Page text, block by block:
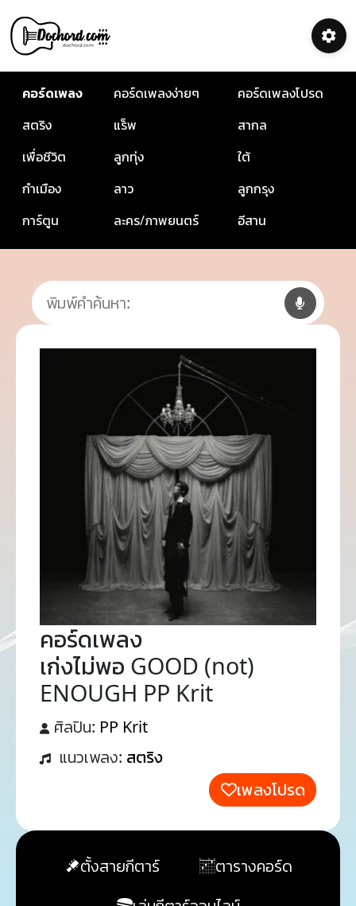
คอร์ดเพลง คอร์ดเพลงง่ายๆ
คอร์ดเพลงโปรด
สตริง
แร็พ
สากล
เพื่อชีวิต
ลูกทุ่ง
ใต้
กำเมือง
ลาว
ลูกกรุง
การ์ตูน
ละคร/ภาพยนตร์ อีสาน
คอร์ดเพลง
เก่งไม่พอ GOOD (not)
ENOUGH PP Krit
ศิลปิน: PP Krit
แนวเพลง: สตริง
เพลงโปรด
ตั้งสายกีตาร์
ตารางคอร์ด